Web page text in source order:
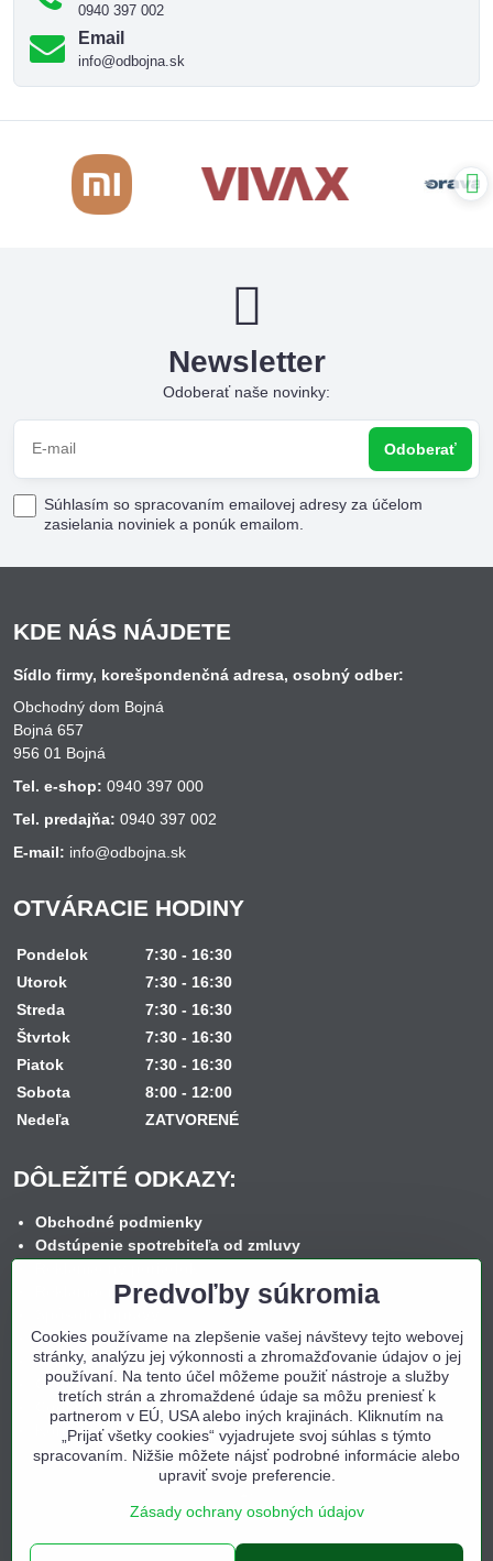
0940 397 002
Email
info@odbojna.sk
Newsletter
Odoberať naše novinky:
Odoberať
Súhlasím so spracovaním emailovej adresy za účelom
zasielania noviniek a ponúk emailom.
KDE NÁS NÁJDETE
Sídlo firmy, korešpondenčná adresa, osobný odber:
Obchodný dom Bojná
Bojná 657
956 01 Bojná
Tel. e-shop: 0940 397 000
Tel. predajňa: 0940 397 002
E-mail: info@odbojna.sk
OTVÁRACIE HODINY
Pondelok
7:30 - 16:30
Utorok
7:30 - 16:30
Streda
7:30 - 16:30
Štvrtok
7:30 - 16:30
Piatok
7:30 - 16:30
Sobota
8:00 - 12:00
Nedeľa
ZATVORENÉ
DÔLEŽITÉ ODKAZY:
Obchodné podmienky
Odstúpenie spotrebiteľa od zmluvy
Reklamačný formulár
Spôsob platby
Nákup na splátky
Ochrana osobných údajov
Cookies
Kontakt
Predvoľby súkromia
Cookies používame na zlepšenie vašej návštevy tejto webovej
stránky, analýzu jej výkonnosti a zhromažďovanie údajov o jej
používaní. Na tento účel môžeme použiť nástroje a služby
tretích strán a zhromaždené údaje sa môžu preniesť k
partnerom v EÚ, USA alebo iných krajinách. Kliknutím na
„Prijať všetky cookies“ vyjadrujete svoj súhlas s týmto
spracovaním. Nižšie môžete nájsť podrobné informácie alebo
upraviť svoje preferencie.
Zásady ochrany osobných údajov